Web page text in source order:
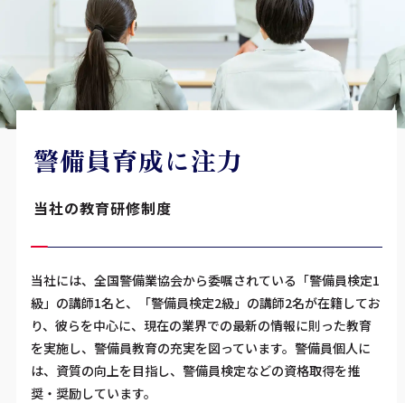
警備員育成に注力
当社の教育研修制度
当社には、全国警備業協会から委嘱されている「警備員検定1
級」の講師1名と、「警備員検定2級」の講師2名が在籍してお
り、彼らを中心に、現在の業界での最新の情報に則った教育
を実施し、警備員教育の充実を図っています。警備員個人に
は、資質の向上を目指し、警備員検定などの資格取得を推
奨・奨励しています。